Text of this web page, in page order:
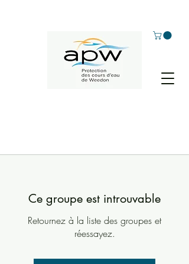
Ce groupe est introuvable
Retournez à la liste des groupes et
réessayez.